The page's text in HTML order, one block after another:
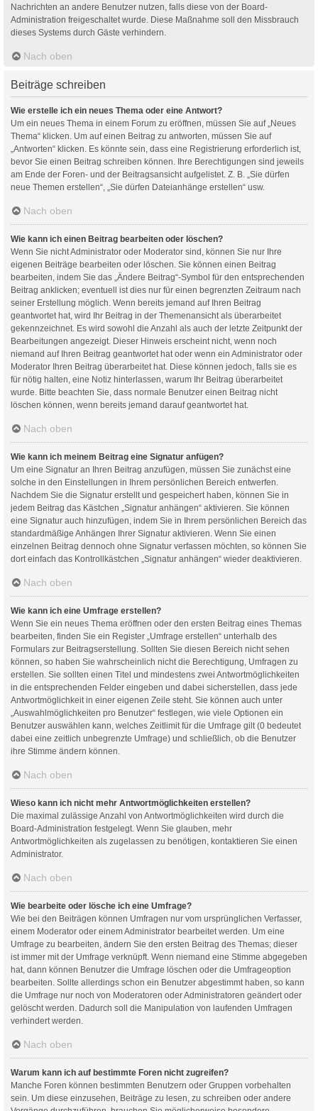
Nachrichten an andere Benutzer nutzen, falls diese von der Board-
Administration freigeschaltet wurde. Diese Maßnahme soll den Missbrauch
dieses Systems durch Gäste verhindern.
Nach oben
Beiträge schreiben
Wie erstelle ich ein neues Thema oder eine Antwort?
Um ein neues Thema in einem Forum zu eröffnen, müssen Sie auf „Neues
Thema“ klicken. Um auf einen Beitrag zu antworten, müssen Sie auf
„Antworten“ klicken. Es könnte sein, dass eine Registrierung erforderlich ist,
bevor Sie einen Beitrag schreiben können. Ihre Berechtigungen sind jeweils
am Ende der Foren- und der Beitragsansicht aufgelistet. Z. B. „Sie dürfen
neue Themen erstellen“, „Sie dürfen Dateianhänge erstellen“ usw.
Nach oben
Wie kann ich einen Beitrag bearbeiten oder löschen?
Wenn Sie nicht Administrator oder Moderator sind, können Sie nur Ihre
eigenen Beiträge bearbeiten oder löschen. Sie können einen Beitrag
bearbeiten, indem Sie das „Ändere Beitrag“-Symbol für den entsprechenden
Beitrag anklicken; eventuell ist dies nur für einen begrenzten Zeitraum nach
seiner Erstellung möglich. Wenn bereits jemand auf Ihren Beitrag
geantwortet hat, wird Ihr Beitrag in der Themenansicht als überarbeitet
gekennzeichnet. Es wird sowohl die Anzahl als auch der letzte Zeitpunkt der
Bearbeitungen angezeigt. Dieser Hinweis erscheint nicht, wenn noch
niemand auf Ihren Beitrag geantwortet hat oder wenn ein Administrator oder
Moderator Ihren Beitrag überarbeitet hat. Diese können jedoch, falls sie es
für nötig halten, eine Notiz hinterlassen, warum Ihr Beitrag überarbeitet
wurde. Bitte beachten Sie, dass normale Benutzer einen Beitrag nicht
löschen können, wenn bereits jemand darauf geantwortet hat.
Nach oben
Wie kann ich meinem Beitrag eine Signatur anfügen?
Um eine Signatur an Ihren Beitrag anzufügen, müssen Sie zunächst eine
solche in den Einstellungen in Ihrem persönlichen Bereich entwerfen.
Nachdem Sie die Signatur erstellt und gespeichert haben, können Sie in
jedem Beitrag das Kästchen „Signatur anhängen“ aktivieren. Sie können
eine Signatur auch hinzufügen, indem Sie in Ihrem persönlichen Bereich das
standardmäßige Anhängen Ihrer Signatur aktivieren. Wenn Sie einen
einzelnen Beitrag dennoch ohne Signatur verfassen möchten, so können Sie
dort einfach das Kontrollkästchen „Signatur anhängen“ wieder deaktivieren.
Nach oben
Wie kann ich eine Umfrage erstellen?
Wenn Sie ein neues Thema eröffnen oder den ersten Beitrag eines Themas
bearbeiten, finden Sie ein Register „Umfrage erstellen“ unterhalb des
Formulars zur Beitragserstellung. Sollten Sie diesen Bereich nicht sehen
können, so haben Sie wahrscheinlich nicht die Berechtigung, Umfragen zu
erstellen. Sie sollten einen Titel und mindestens zwei Antwortmöglichkeiten
in die entsprechenden Felder eingeben und dabei sicherstellen, dass jede
Antwortmöglichkeit in einer eigenen Zeile steht. Sie können auch unter
„Auswahlmöglichkeiten pro Benutzer“ festlegen, wie viele Optionen ein
Benutzer auswählen kann, welches Zeitlimit für die Umfrage gilt (0 bedeutet
dabei eine zeitlich unbegrenzte Umfrage) und schließlich, ob die Benutzer
ihre Stimme ändern können.
Nach oben
Wieso kann ich nicht mehr Antwortmöglichkeiten erstellen?
Die maximal zulässige Anzahl von Antwortmöglichkeiten wird durch die
Board-Administration festgelegt. Wenn Sie glauben, mehr
Antwortmöglichkeiten als zugelassen zu benötigen, kontaktieren Sie einen
Administrator.
Nach oben
Wie bearbeite oder lösche ich eine Umfrage?
Wie bei den Beiträgen können Umfragen nur vom ursprünglichen Verfasser,
einem Moderator oder einem Administrator bearbeitet werden. Um eine
Umfrage zu bearbeiten, ändern Sie den ersten Beitrag des Themas; dieser
ist immer mit der Umfrage verknüpft. Wenn niemand eine Stimme abgegeben
hat, dann können Benutzer die Umfrage löschen oder die Umfrageoption
bearbeiten. Sollte allerdings schon ein Benutzer abgestimmt haben, so kann
die Umfrage nur noch von Moderatoren oder Administratoren geändert oder
gelöscht werden. Dadurch soll die Manipulation von laufenden Umfragen
verhindert werden.
Nach oben
Warum kann ich auf bestimmte Foren nicht zugreifen?
Manche Foren können bestimmten Benutzern oder Gruppen vorbehalten
sein. Um diese einzusehen, Beiträge zu lesen, zu schreiben oder andere